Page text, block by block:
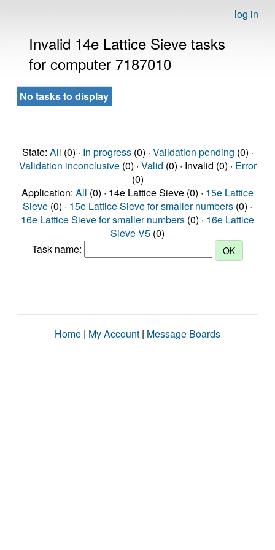
log in
Invalid 14e Lattice Sieve tasks
for computer 7187010
No tasks to display
State: All (0) · In progress(0) · Validation pending (0) ·
Validation inconclusive(0) · Valid (0) · Invalid (0) · Error
(0)
Application: All (0) · 14e Lattice Sieve (0) · 15e Lattice
Sieve (0) · 15e Lattice Sieve for smaller numbers (0) ·
16e Lattice Sieve for smaller numbers (0) · 16e Lattice
Sieve V5 (0)
Task name:
Home | My Account | Message Boards